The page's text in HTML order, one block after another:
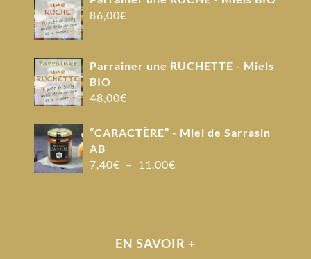
86,00€
Parrainer une RUCHETTE - Miels
BIO
48,00€
“CARACTÈRE” - Miel de Sarrasin
AB
7,40€ – 11,00€Plage
11,00€
EN SAVOIR +